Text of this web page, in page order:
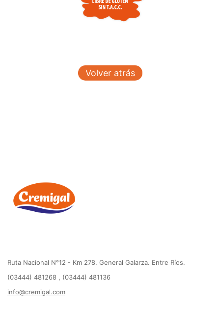
Volver atrás
Ruta Nacional N°12 - Km 278. General Galarza. Entre Ríos.
(03444) 481268 , (03444) 481136
info@cremigal.com